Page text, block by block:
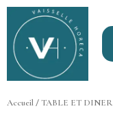
Aller
contenu
Accueil / TABLE ET DINER